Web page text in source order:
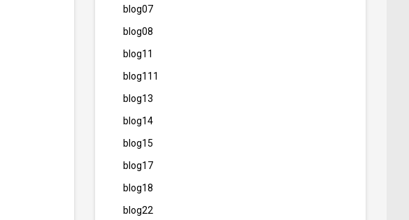
blog07
blog08
blog11
blog111
blog13
blog14
blog15
blog17
blog18
blog22